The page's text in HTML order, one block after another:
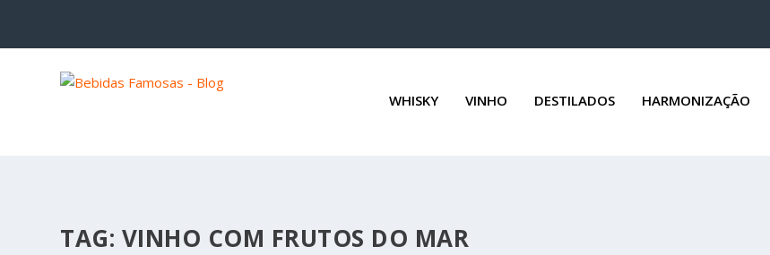
WHISKY VINHO DESTILADOS HARMONIZAÇÃO
TAG: VINHO COM FRUTOS DO MAR